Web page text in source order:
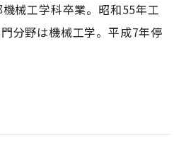
械工学科卒業。昭和55年工
分野は機械工学。平成7年停